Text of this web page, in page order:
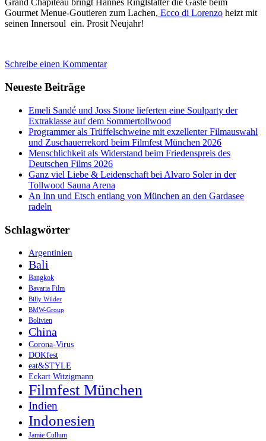
Grand Chapiteau bringt Hannes Ringlstätter die Gäste beim
Gourmet Menue-Goutieren zum Lachen, Ecco di Lorenzo heizt mit
seinen Innersoul ein. Prosit Neujahr!
Schreibe einen Kommentar
Neueste Beiträge
Emeli Sandé und Joss Stone lieferten eine Soulparty der
Extraklasse auf dem Sommertollwood
Programmer als Trüffelschweine mit exzellenter Filmauswahl
und Zuschauerrekord beim Filmfest München 2026
Menschlichkeit als Widerstand beim Friedenspreis des
Deutschen Films 2026
Ganz viel Liebe & Leidenschaft bei Alvaro Soler in der
Tollwood Sauna Arena
An Inn und Etsch entlang von München an den Gardasee
radeln
Schlagwörter
Argentinien
Bali
Bangkok
Bavaria Film
Billy Wilder
BMW-Group
Bolivien
China
Corona-Virus
DOKfest
eat&STYLE
Eckart Witzigmann
Filmfest München
Indien
Indonesien
Jamie Cullum